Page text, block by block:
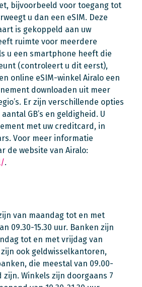
bijvoorbeeld voor toegang tot
u dan een eSIM. Deze
is gekoppeld aan uw
ruimte voor meerdere
u een smartphone heeft die
(controleert u dit eerst),
online eSIM-winkel Airalo een
downloaden uit meer
Er zijn verschillende opties
GB’s en geldigheid. U
met uw creditcard, in
Voor meer informatie
de website van Airalo:
.
van maandag tot en met
09.30-15.30 uur. Banken zijn
tot en met vrijdag van
zijn ook geldwisselkantoren,
die meestal van 09.00-
zijn. Winkels zijn doorgaans 7